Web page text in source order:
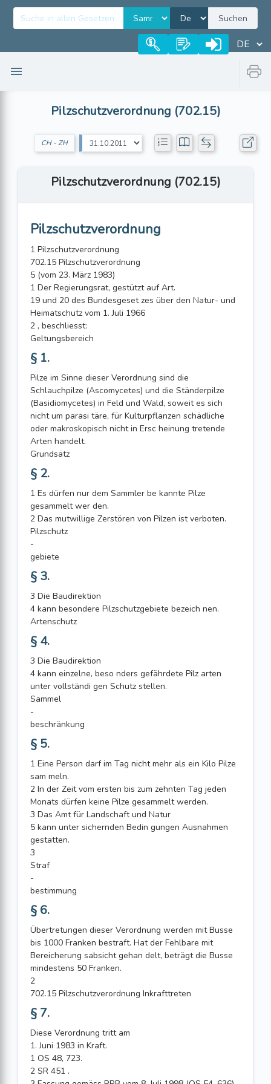
Suchen
Pilzschutzverordnung (702.15)
CH - ZH
Pilzschutzverordnung (702.15)
Pilzschutzverordnung
1 Pilzschutzverordnung
702.15 Pilzschutzverordnung
5 (vom 23. März 1983)
1 Der Regierungsrat, gestützt auf Art.
19 und 20 des Bundesgeset zes über den Natur- und
Heimatschutz vom 1. Juli 1966
2 , beschliesst:
Geltungsbereich
§ 1.
Pilze im Sinne dieser Verordnung sind die
Schlauchpilze (Ascomycetes) und die Ständerpilze
(Basidiomycetes) in Feld und Wald, soweit es sich
nicht um parasi täre, für Kulturpflanzen schädliche
oder makroskopisch nicht in Ersc heinung tretende
Arten handelt.
Grundsatz
§ 2.
1 Es dürfen nur dem Sammler be kannte Pilze
gesammelt wer den.
2 Das mutwillige Zerstören von Pilzen ist verboten.
Pilzschutz
-
gebiete
§ 3.
3 Die Baudirektion
4 kann besondere Pilzschutzgebiete bezeich nen.
Artenschutz
§ 4.
3 Die Baudirektion
4 kann einzelne, beso nders gefährdete Pilz arten
unter vollständi gen Schutz stellen.
Sammel
-
beschränkung
§ 5.
1 Eine Person darf im Tag nicht mehr als ein Kilo Pilze
sam meln.
2 In der Zeit vom ersten bis zum zehnten Tag jeden
Monats dürfen keine Pilze gesammelt werden.
3 Das Amt für Landschaft und Natur
5 kann unter sichernden Bedin gungen Ausnahmen
gestatten.
3
Straf
-
bestimmung
§ 6.
Übertretungen dieser Verordnung werden mit Busse
bis 1000 Franken bestraft. Hat der Fehlbare mit
Bereicherung sabsicht gehan delt, beträgt die Busse
mindestens 50 Franken.
2
702.15 Pilzschutzverordnung Inkrafttreten
§ 7.
Diese Verordnung tritt am
1. Juni 1983 in Kraft.
1 OS 48, 723.
2 SR 451 .